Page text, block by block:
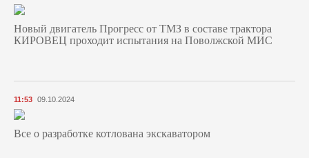
Новый двигатель Прогресс от ТМЗ в составе трактора
КИРОВЕЦ проходит испытания на Поволжской МИС
11:53 09.10.2024
Все о разработке котлована экскаватором